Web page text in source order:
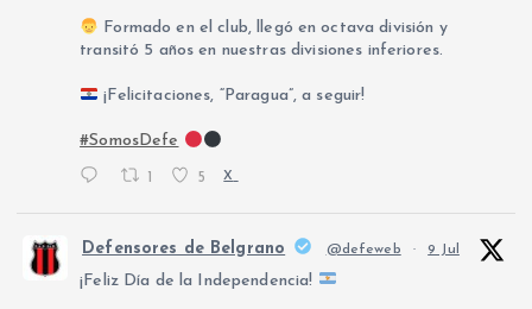
n
a
i
ó
Formado en el club, llegó en octava división y
transitó 5 años en nuestras divisiones inferiores.
¡Felicitaciones, “Paragua”, a seguir!
#SomosDefe
1 5 X
Defensores de Belgrano @defeweb · 9 Jul
¡Feliz Día de la Independencia!